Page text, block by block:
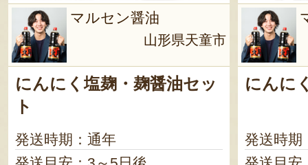
マルセン醤油
山形県天童市
にんにく塩麹・麹醤油セッ
ト
発送時期：通年
にんに
発送時期